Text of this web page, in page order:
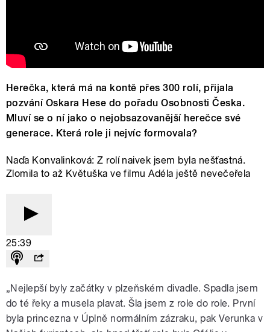
Herečka, která má na kontě přes 300 rolí, přijala
pozvání Oskara Hese do pořadu Osobnosti Česka.
Mluví se o ní jako o nejobsazovanější herečce své
generace. Která role ji nejvíc formovala?
Naďa Konvalinková: Z rolí naivek jsem byla nešťastná.
Zlomila to až Květuška ve filmu Adéla ještě nevečeřela
25:39
„Nejlepší byly začátky v plzeňském divadle. Spadla jsem
do té řeky a musela plavat. Šla jsem z role do role. První
byla princezna v Úplně normálním zázraku, pak Verunka v